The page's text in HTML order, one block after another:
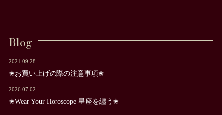
Blog
2021.09.28
✬お買い上げの際の注意事項✬
2026.07.02
✬Wear Your Horoscope 星座を纏う✬